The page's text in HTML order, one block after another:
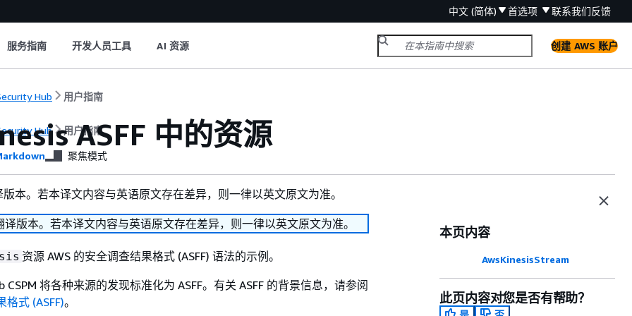
中文 (简体) 首选项 联系我们反馈
服务指南 开发人员工具 AI 资源 创建 AWS 账户
Hub 用户指南
Hub 用户指南
ASFF 中的资源
聚焦模式
本。若本译文内容与英语原文存在差异，则一律以英文原文为准。
版本。若本译文内容与英语原文存在差异，则一律以英文原文为准。
资源 AWS 的安全调查结果格式 (ASFF) 语法的示例。
CSPM 将各种来源的发现标准化为 ASFF。有关 ASFF 的背景信息，请参阅
格式 (ASFF)。
本页内容
AwsKinesisStream
此页内容对您是否有帮助？